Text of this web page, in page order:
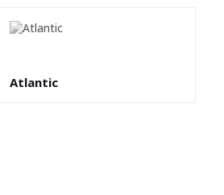
Atlantic